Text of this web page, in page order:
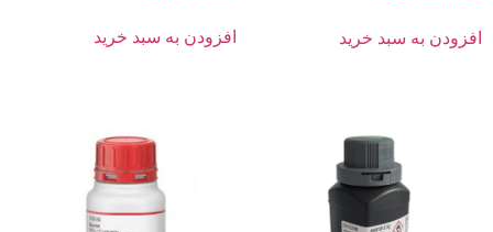
افزودن به سبد خرید افزودن به سبد خرید